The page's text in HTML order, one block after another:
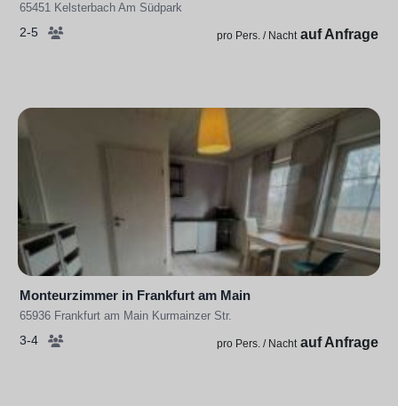
65451 Kelsterbach Am Südpark
2-5 pro Pers. / Nacht auf Anfrage
Monteurzimmer in Frankfurt am Main
65936 Frankfurt am Main Kurmainzer Str.
3-4 pro Pers. / Nacht auf Anfrage